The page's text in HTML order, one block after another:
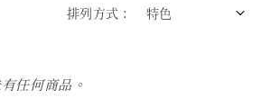
排列方式 :
任何商品。